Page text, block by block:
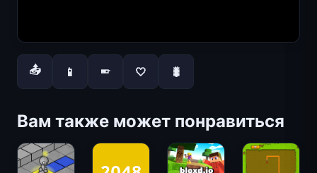
📤 📱 📱 🤍 🐛
Вам также может понравиться